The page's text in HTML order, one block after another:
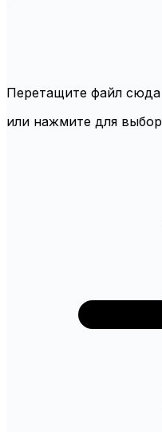
Перетащите файл сюда
или нажмите для